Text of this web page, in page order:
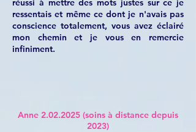
réussi à mettre des mots justes sur ce je
ressentais et même ce dont je n'avais pas
conscience totalement, vous avez éclairé
mon chemin et je vous en remercie
infiniment.
Anne 2.02.2025 (soins à distance depuis
2023)